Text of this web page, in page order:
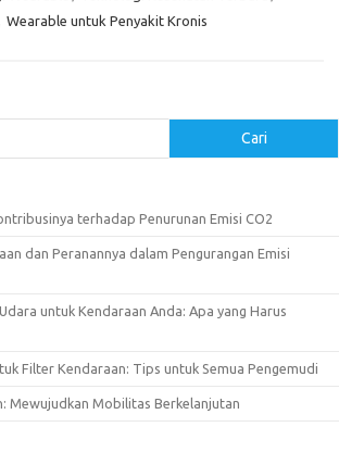
Wearable untuk Penyakit Kronis
Cari
terhadap Penurunan Emisi CO2
dan Peranannya dalam Pengurangan Emisi
untuk Kendaraan Anda: Apa yang Harus
Filter Kendaraan: Tips untuk Semua Pengemudi
Mewujudkan Mobilitas Berkelanjutan